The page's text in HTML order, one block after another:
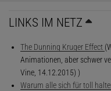
LINKS IM NETZ
The Dunning Kruger Effect
Animationen, aber schwer
Vine, 14.12.2015) )
Warum alle sich für toll